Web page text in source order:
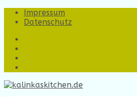
Impressum
Datenschutz